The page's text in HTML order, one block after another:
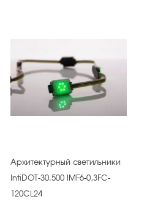
Архитектурный светильники
IntiDOT-30.500 IMF6-0,3FC-
120CL24